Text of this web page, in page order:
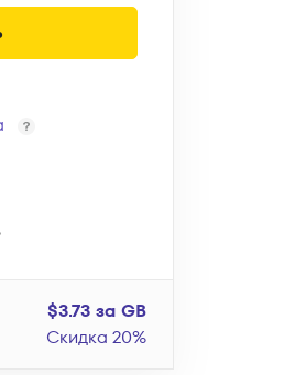
$3.73 за GB
Скидка 20%